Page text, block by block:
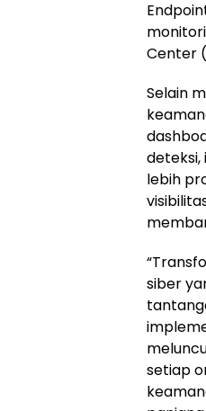
Center
Selain
lebih
siber
setiap